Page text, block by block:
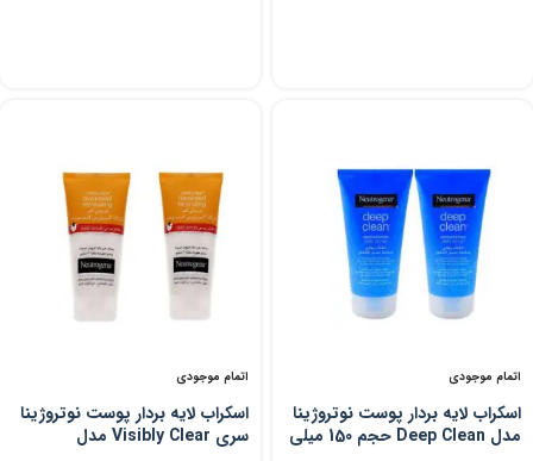
اتمام موجودی
اسکراب لایه بردار پوست نوتروژینا
مدل Deep Clean حجم 150 میلی
اتمام موجودی
اسکراب لایه بردار پوست نوتروژینا
سری Visibly Clear مدل